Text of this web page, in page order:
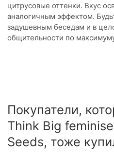
цитрусовые оттенки. Вкус
аналогичным эффектом.
задушевным беседам и в
общительности по
Покупатели,
Think Big
Seeds, тоже